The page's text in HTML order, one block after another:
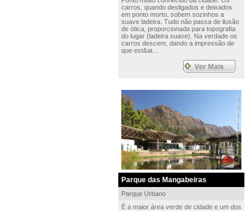
carros, quando desligados e deixados
em ponto morto, sobem sozinhos a
suave ladeira. Tudo não passa de ilusão
de ótica, proporcionada para topografia
do lugar (ladeira suave). Na verdade os
carros descem, dando a impressão de
que est&at...
Parque das Mangabeiras
Parque Urbano
É a maior área verde de cidade e um dos